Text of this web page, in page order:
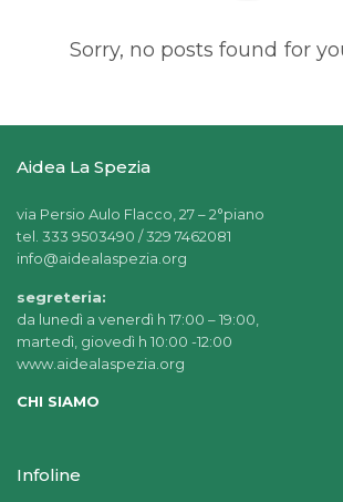
Sorry, no posts found for
Aidea La Spezia
via Persio Aulo Flacco, 27 – 2°piano
tel. 333 9503490 / 329 7462081
info@aidealaspezia.org
segreteria:
da lunedì a venerdì h 17:00 – 19:00,
martedì, giovedì h 10:00 -12:00
www.aidealaspezia.org
CHI SIAMO
Infoline